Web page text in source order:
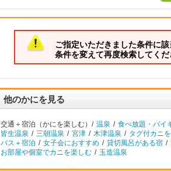
ご指定いただきました条件に
条件を変えて再度検索してくだ
他のかにを見る
交通＋宿泊（かにを楽しむ）/ 温泉 / 食べ放題・バイ
皆生温泉 / 三朝温泉 / 宮津 / 木津温泉 / タグ付カニ
バス＋宿泊 / 女子会におすすめ / 貸切風呂がある宿 /
お部屋や個室でカニを楽しむ / 玉造温泉